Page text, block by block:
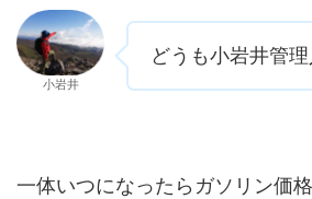
小岩井
どうも小岩井管
一体いつになったらガソリン価